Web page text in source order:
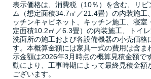
表示価格は、消費税（10％）を含む、リビ
ム（想定面積34.7㎡／21.4畳）の内装施工
ッチンキャビネット、キッチン施工、寝室
定面積10.2㎡／6.3畳）の内装施工、トイ
洗面所の施工および各設備機器の小売価格
す。本概算金額には家具一式の費用は含ま
示金額は2026年3月時点の概算見積金額で
動により、工事時期によって最終見積金額
ございます。